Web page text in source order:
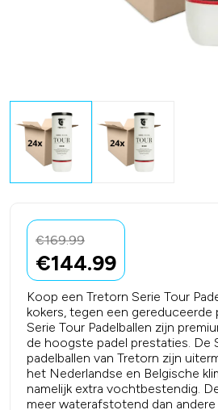
€169.99
€144.99
Koop een Tretorn Serie Tour
kokers, tegen een gereduceerde
Serie Tour Padelballen zijn
de hoogste padel prestaties. De
padelballen van Tretorn zijn
het Nederlandse en Belgische
namelijk extra vochtbestendig.
meer waterafstotend dan